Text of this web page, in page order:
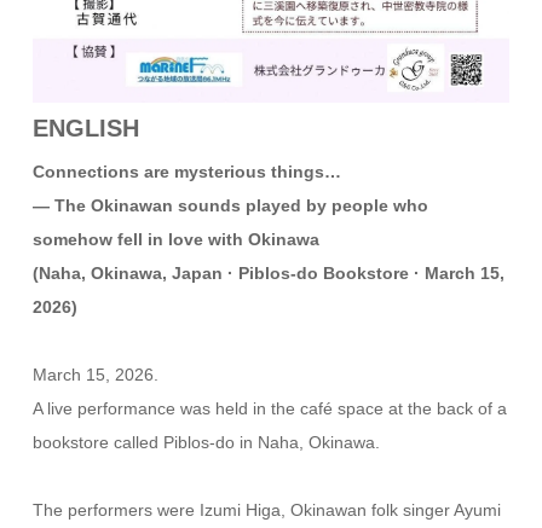
ENGLISH
Connections are mysterious things…
— The Okinawan sounds played by people who
somehow fell in love with Okinawa
(Naha, Okinawa, Japan · Piblos-do Bookstore · March 15,
2026)
March 15, 2026.
A live performance was held in the café space at the back of a
bookstore called Piblos-do in Naha, Okinawa.
The performers were Izumi Higa, Okinawan folk singer Ayumi